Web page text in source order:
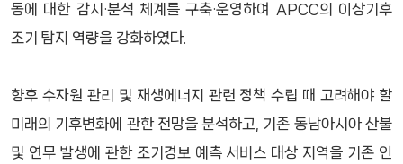
동에 대한 감시·분석 체계를 구축·운영하여 APCC의 이상기후
조기 탐지 역량을 강화하였다.
향후 수자원 관리 및 재생에너지 관련 정책 수립 때 고려해야 할
미래의 기후변화에 관한 전망을 분석하고, 기존 동남아시아 산불
및 연무 발생에 관한 조기경보 예측 서비스 대상 지역을 기존 인